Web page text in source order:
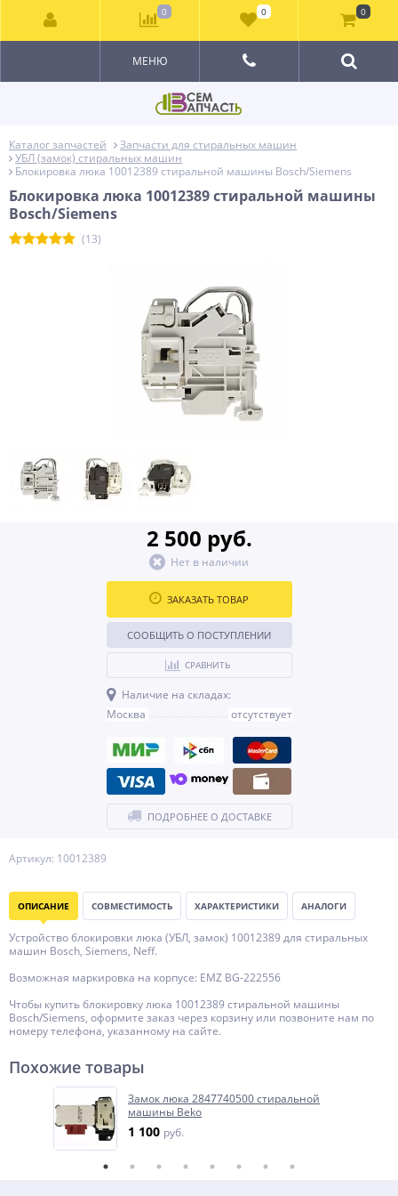
МЕНЮ
Каталог запчастей
Запчасти для стиральных машин
УБЛ (замок) стиральных машин
Блокировка люка 10012389 стиральной машины Bosch/Siemens
Блокировка люка 10012389 стиральной машины
Bosch/Siemens
(13)
Артикул: 10012389
2 500 руб.
Нет в наличии
ЗАКАЗАТЬ ТОВАР
СООБЩИТЬ О ПОСТУПЛЕНИИ
СРАВНИТЬ
Наличие на складах:
Москва
отсутствует
ПОДРОБНЕЕ О ДОСТАВКЕ
ОПИСАНИЕ СОВМЕСТИМОСТЬ ХАРАКТЕРИСТИКИ АНАЛОГИ
Устройство блокировки люка (УБЛ, замок) 10012389 для стиральных
машин Bosch, Siemens, Neff.
Возможная маркировка на корпусе: EMZ BG-222556
Чтобы купить блокировку люка 10012389 стиральной машины
Bosch/Siemens, оформите заказ через корзину или позвоните нам по
номеру телефона, указанному на сайте.
Похожие товары
Замок люка 2847740500 стиральной
машины Beko
1 100 руб.
0 0 0